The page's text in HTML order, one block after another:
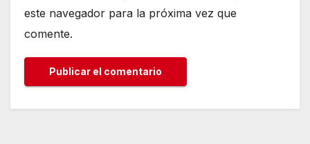
este navegador para la próxima vez que
comente.